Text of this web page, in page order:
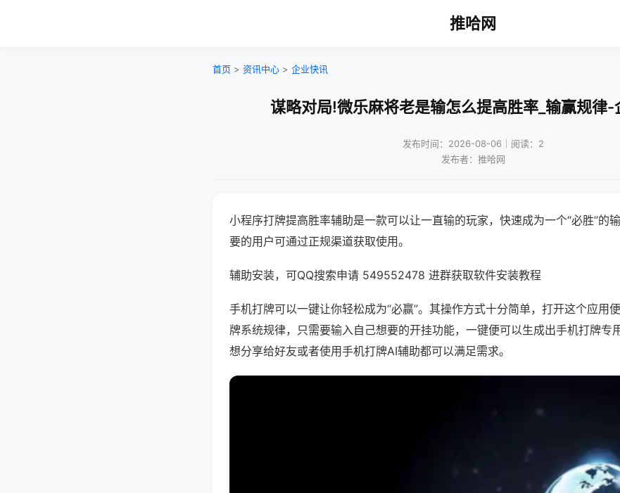
推哈网
首页 > 资讯中心 > 企业快讯
谋略对局!微乐麻将老是输怎么提高胜率_输赢规律-
发布时间：2026-08-06｜阅读：2
发布者：推哈网
小程序打牌提高胜率辅助是一款可以让一直输的玩家，快速成为一个“必胜”的
要的用户可通过正规渠道获取使用。
辅助安装，可QQ搜索申请 549552478 进群获取软件安装教程
手机打牌可以一键让你轻松成为“必赢”。其操作方式十分简单，打开这个应用
牌系统规律，只需要输入自己想要的开挂功能，一键便可以生成出手机打牌专
想分享给好友或者使用手机打牌AI辅助都可以满足需求。